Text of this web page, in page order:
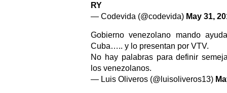
RY
— Codevida (@codevida) May 31,
Gobierno venezolano mando
Cuba….. y lo presentan por VTV.
No hay palabras para definir
los venezolanos.
— Luis Oliveros (@luisoliveros13)